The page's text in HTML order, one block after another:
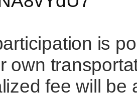
is
own
fee will be